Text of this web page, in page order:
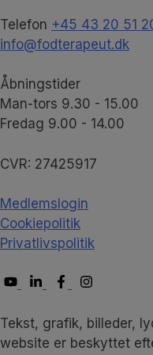
Telefon +45 43 20 51
info@fodterapeut.dk
Åbningstider
Man-tors 9.30 - 15.00
Fredag 9.00 - 14.00
CVR: 27425917
Medlemslogin
Cookiepolitik
Privatlivspolitik
Tekst, grafik, billeder,
website er beskyttet